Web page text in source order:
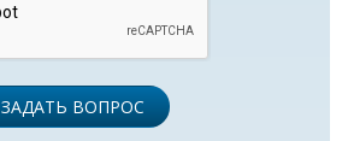
ЗАДАТЬ ВОПРОС